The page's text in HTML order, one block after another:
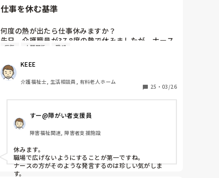
仕事を休む基準
何度の熱が出たら仕事休みますか？
先日、介護職員が37.8度の熱で休みましたが、ナース
2人が「37.8度くらいで休む？私なら休まない。甘え
なら休みます。(平熱が低く微熱でもしんどいので)
皆さんの意見が聞きたいです。
病気 人間関係 職場
KEEE
介護福祉士, 生活相談員, 有料老人ホーム
25 ・ 03/26
すー@障がい者支援員
障害福祉関連, 障害者支援施設
休みます。
職場で広げないようにすることが第一ですね。
ナースの方がそのような発言するのは珍しい気がしま
す。